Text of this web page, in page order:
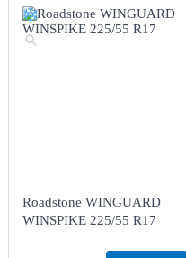
Roadstone WINGUARD
WINSPIKE 225/55 R17